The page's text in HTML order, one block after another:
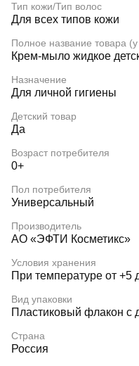
Тип кожи/Тип волос
Для всех типов кожи
Полное название товара
Крем-мыло жидкое
Назначение
Для личной гигиены
Детский товар
Да
Возраст потребителя
0+
Пол потребителя
Универсальный
Производитель
АО «ЭФТИ Косметикс»
Условия хранения
При температуре от +5
Вид упаковки
Пластиковый флакон с
Страна
Россия